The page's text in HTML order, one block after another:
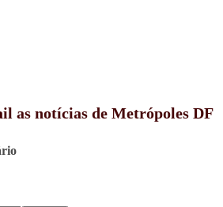
as notícias de Metrópoles DF